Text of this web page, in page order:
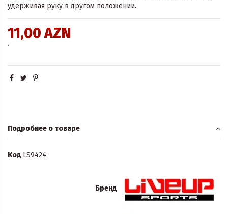
удерживая руку в другом положении.
11,00 AZN
.
Подробнее о товаре
Бренд
Код LS9424